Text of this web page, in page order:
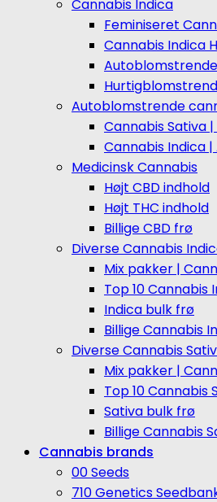
Cannabis Indica
Feminiseret
Cannabis Indica
Autoblomstrende
Cannabis Sativa
Cannabis Indica
Medicinsk Cannabis
Højt CBD indhold
Højt THC indhold
Billige CBD frø
Diverse Cannabis
Mix pakker |
Top 10 Cannabis
Indica bulk frø
Billige Cannabis
Diverse Cannabis
Mix pakker |
Top 10 Cannabis
Sativa bulk frø
Billige Cannabis
Cannabis brands
00 Seeds
710 Genetics